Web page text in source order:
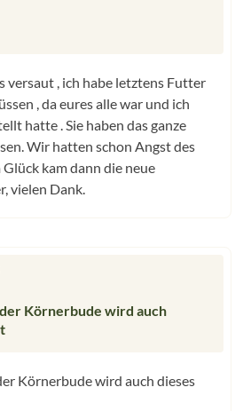
versaut , ich habe letztens Futter
, da eures alle war und ich
hatte . Sie haben das ganze
Wir hatten schon Angst des
kam dann die neue
vielen Dank.
Körnerbude wird auch
Körnerbude wird auch dieses